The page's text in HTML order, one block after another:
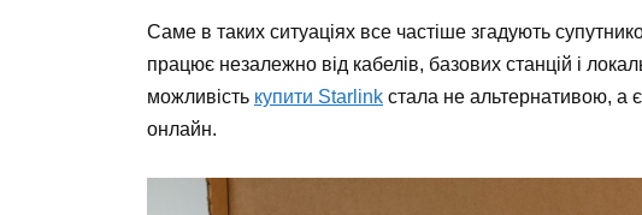
Саме в таких ситуаціях все частіше згадують
працює незалежно від кабелів, базових станцій і
можливість купити Starlink стала не альтернативою, а
онлайн.